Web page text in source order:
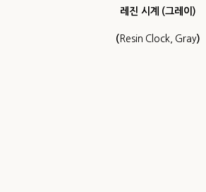
레진 시계 (그레이)
( Resin Clock, Gray)